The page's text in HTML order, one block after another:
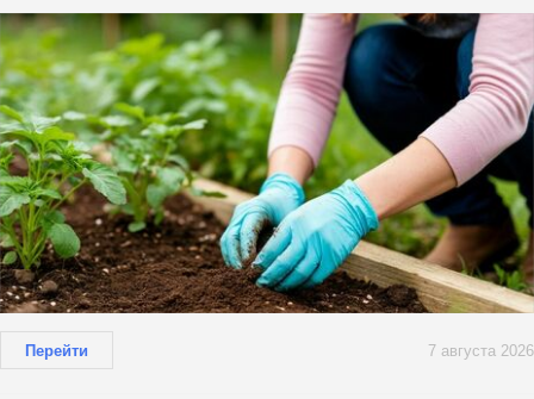
Перейти 7 августа 2026